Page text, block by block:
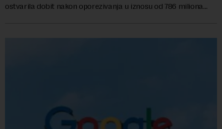
ostvarila dobit nakon oporezivanja u iznosu od 786 miliona